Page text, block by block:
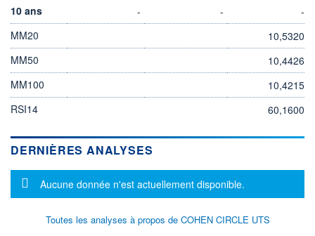
10 ans
- -
-
MM20
10,5320
MM50
10,4426
MM100
10,4215
RSI14
60,1600
DERNIÈRES ANALYSES
Message d'information
Aucune donnée n'est actuellement disponible.
Toutes les analyses à propos de COHEN CIRCLE UTS